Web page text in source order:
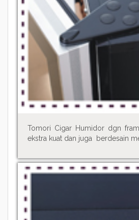
Tomori Cigar Humidor dgn
ekstra kuat dan juga berdesain